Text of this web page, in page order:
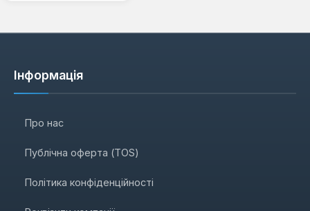
Інформація
Про нас
Публічна оферта (TOS)
Політика конфіденційності